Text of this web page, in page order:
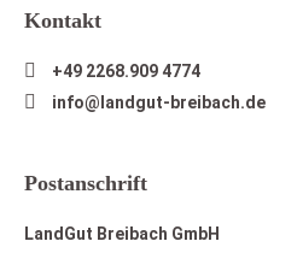
Kontakt
+49 2268.909 4774
info@landgut-breibach.de
Postanschrift
LandGut Breibach GmbH